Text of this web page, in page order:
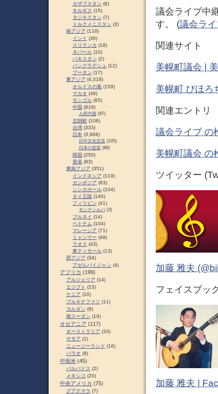
議会ライブ中
す。 (議会ラ
関連サイト
美幌町議会 |
美幌町 びほろ
関連エントリ
議会ライブ の
美幌町議会 の
ツイッター
加藤 雅夫
フェイスブッ
加藤 雅夫 |
カザフスタン (6)
キルギス (15)
タジキスタン (7)
トルクメニスタン (3)
南アジア (118)
インド (36)
スリランカ (18)
ネパール (10)
パキスタン (2)
バングラデシュ (12)
ブータン (17)
東アジア (4,018)
オルドスの風 (159)
マカオ (48)
モンゴル (65)
中国 (819)
人民中国 (97)
北朝鮮 (106)
台湾 (333)
日本 (3,968)
日中文化交流 (105)
日本の皇室 (88)
韓国 (250)
香港 (83)
東南アジア (351)
インドネシア (119)
カンボジア (63)
シンガポール (104)
タイ王国 (140)
フィリピン (41)
モンテンルパ (3)
ブルネイ (14)
ベトナム (104)
マレーシア (71)
ミャンマー (49)
ラオス (43)
東ティモール (13)
西アジア (34)
アゼルバイジャン (4)
アフリカ (199)
アルジェリア (14)
エジプト (23)
ケニア (10)
ブルキナファソ (11)
ヨルダン (9)
南スーダン (19)
オセアニア (117)
オーストラリア (33)
サモア (1)
ニュージーランド (16)
パラオ (8)
中南米 (45)
バルバドス (2)
メキシコ (20)
中央アメリカ (75)
グアテマラ (7)